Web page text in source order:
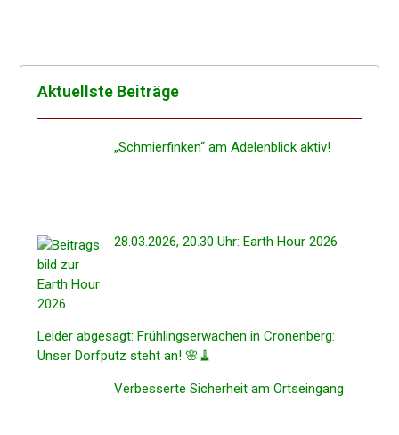
Aktuells­te Beiträge
„Schmier­fin­ken“ am Adelen­blick aktiv!
28.03.2026, 20.30 Uhr: Earth Hour 2026
Leider abgesagt: Frühlings­er­wa­chen in Cronen­berg:
Unser Dorfputz steht an! 🌸🧹
Verbes­ser­te Sicher­heit am Ortseingang